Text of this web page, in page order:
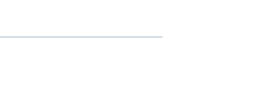
nach Klasse 5 (DIN EN ISO
Dies ermöglicht in der Planung